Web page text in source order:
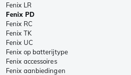
Fenix LR
Fenix PD
Fenix RC
Fenix TK
Fenix UC
Fenix op batterijtype
Fenix accessoires
Fenix aanbiedingen